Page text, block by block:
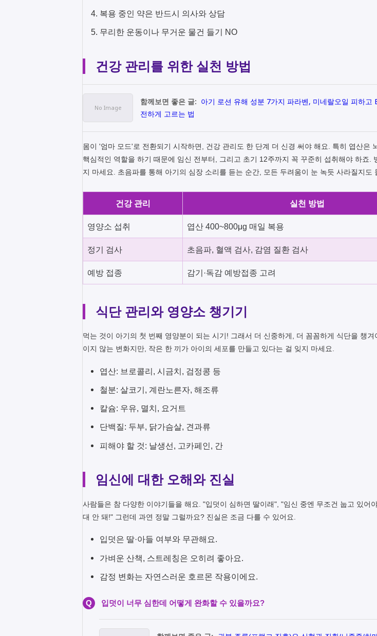
복용 중인 약은 반드시 의사와 상담
무리한 운동이나 무거운 물건 들기 NO
건강 관리를 위한 실천 방법
함께보면 좋은 글: 아기 로션 유해 성분 7가지 파라벤, 미네랄오일 피하고
전하게 고르는 법
몸이 '엄마 모드'로 전환되기 시작하면, 건강 관리도 한 단계 더 신경 써야 해요. 특히 엽산은
핵심적인 역할을 하기 때문에 임신 전부터, 그리고 초기 12주까지 꼭 꾸준히 섭취해야 하죠.
지 마세요. 초음파를 통해 아기의 심장 소리를 듣는 순간, 모든 두려움이 눈 녹듯 사라질지도
건강 관리 실천 방법
영양소 섭취 엽산 400~800μg 매일 복용
정기 검사 초음파, 혈액 검사, 감염 질환 검사
예방 접종 감기·독감 예방접종 고려
식단 관리와 영양소 챙기기
먹는 것이 아기의 첫 번째 영양분이 되는 시기! 그래서 더 신중하게, 더 꼼꼼하게 식단을 챙겨
이지 않는 변화지만, 작은 한 끼가 아이의 세포를 만들고 있다는 걸 잊지 마세요.
엽산: 브로콜리, 시금치, 검정콩 등
철분: 살코기, 계란노른자, 해조류
칼슘: 우유, 멸치, 요거트
단백질: 두부, 닭가슴살, 견과류
피해야 할 것: 날생선, 고카페인, 간
임신에 대한 오해와 진실
사람들은 참 다양한 이야기들을 해요. "입덧이 심하면 딸이래", "임신 중엔 무조건 눕고 있어
대 안 돼!" 그런데 과연 정말 그럴까요? 진실은 조금 다를 수 있어요.
입덧은 딸·아들 여부와 무관해요.
가벼운 산책, 스트레칭은 오히려 좋아요.
감정 변화는 자연스러운 호르몬 작용이에요.
Q 입덧이 너무 심한데 어떻게 완화할 수 있을까요?